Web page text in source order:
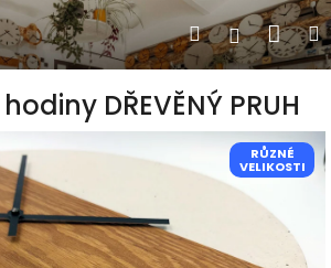
Hledat
DŘEVĚNÝ PRUH
RŮZNÉ
VELIKOSTI